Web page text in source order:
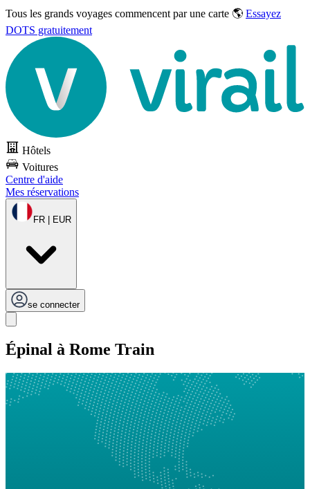
Tous les grands voyages commencent par une carte 🌎 Essayez
DOTS gratuitement
Hôtels
Voitures
Centre d'aide
Mes réservations
FR | EUR
se connecter
Épinal à Rome Train